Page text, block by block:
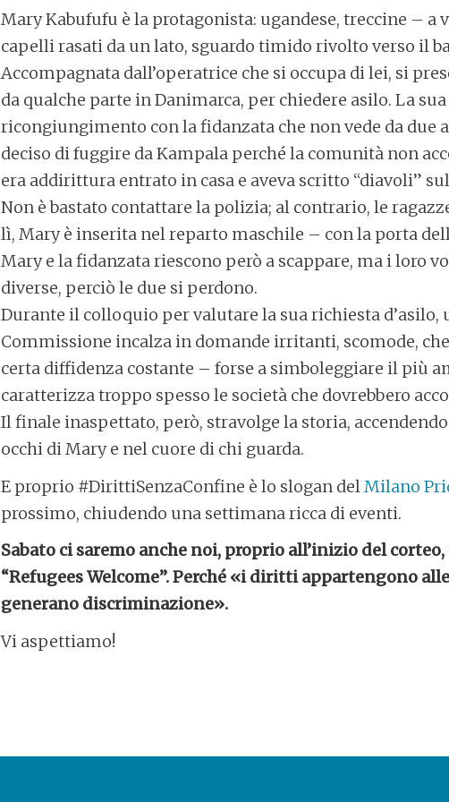
Mary Kabufufu è la protagonista: ugandese, treccine –
capelli rasati da un lato, sguardo timido rivolto verso il
Accompagnata dall’operatrice che si occupa di lei, si
da qualche parte in Danimarca, per chiedere asilo. La
ricongiungimento con la fidanzata che non vede da due
deciso di fuggire da Kampala perché la comunità non
era addirittura entrato in casa e aveva scritto “diavoli”
Non è bastato contattare la polizia; al contrario, le
lì, Mary è inserita nel reparto maschile – con la porta
Mary e la fidanzata riescono però a scappare, ma i loro
diverse, perciò le due si perdono.
Durante il colloquio per valutare la sua richiesta d’asilo,
Commissione incalza in domande irritanti, scomode,
certa diffidenza costante – forse a simboleggiare il più
caratterizza troppo spesso le società che dovrebbero
Il finale inaspettato, però, stravolge la storia,
occhi di Mary e nel cuore di chi guarda.
E proprio #DirittiSenzaConfine è lo slogan delMilano
prossimo, chiudendo una settimana ricca di eventi.
Sabato ci saremo anche noi, proprio all’inizio del
“Refugees Welcome”. Perché «i diritti appartengono
generano discriminazione».
Vi aspettiamo!